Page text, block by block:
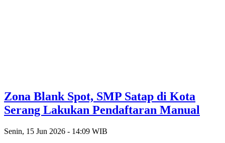
Zona Blank Spot, SMP Satap di Kota
Serang Lakukan Pendaftaran Manual
Senin, 15 Jun 2026 - 14:09 WIB